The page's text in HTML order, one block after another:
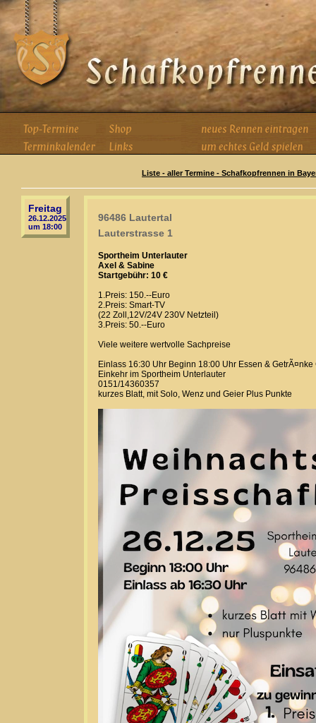
Liste - aller Termine - Schafkopfrennen in
Freitag
26.12.2025
um 18:00
96486 Lautertal
Lauterstrasse 1
Sportheim Unterlauter
Axel & Sabine
Startgebühr: 10 €
1.Preis: 150.--Euro
2.Preis: Smart-TV
(22 Zoll,12V/24V 230V Netzteil)
3.Preis: 50.--Euro
Viele weitere wertvolle Sachpreise
Einlass 16:30 Uhr Beginn 18:00 Uhr Essen &
Einkehr im Sportheim Unterlauter
0151/14360357
kurzes Blatt, mit Solo, Wenz und Geier Plus Punkte